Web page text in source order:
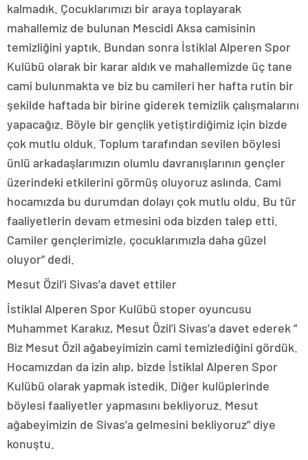
kalmadık. Çocuklarımızı bir araya toplayarak
mahallemiz de bulunan Mescidi Aksa camisinin
temizliğini yaptık. Bundan sonra İstiklal Alperen Spor
Kulübü olarak bir karar aldık ve mahallemizde üç tane
cami bulunmakta ve biz bu camileri her hafta rutin bir
şekilde haftada bir birine giderek temizlik çalışmalarını
yapacağız. Böyle bir gençlik yetiştirdiğimiz için bizde
çok mutlu olduk. Toplum tarafından sevilen böylesi
ünlü arkadaşlarımızın olumlu davranışlarının gençler
üzerindeki etkilerini görmüş oluyoruz aslında. Cami
hocamızda bu durumdan dolayı çok mutlu oldu. Bu tür
faaliyetlerin devam etmesini oda bizden talep etti.
Camiler gençlerimizle, çocuklarımızla daha güzel
oluyor” dedi.
Mesut Özil’i Sivas’a davet ettiler
İstiklal Alperen Spor Kulübü stoper oyuncusu
Muhammet Karakız, Mesut Özil’i Sivas’a davet ederek ”
Biz Mesut Özil ağabeyimizin cami temizlediğini gördük.
Hocamızdan da izin alıp, bizde İstiklal Alperen Spor
Kulübü olarak yapmak istedik. Diğer kulüplerinde
böylesi faaliyetler yapmasını bekliyoruz. Mesut
ağabeyimizin de Sivas’a gelmesini bekliyoruz” diye
konuştu.